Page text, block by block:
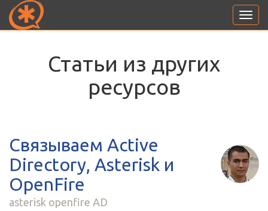
Статьи из других
ресурсов
Связываем Active
Directory, Asterisk и
OpenFire
asterisk openfire AD